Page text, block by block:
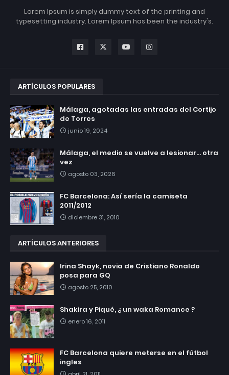
Lorem Ipsum is simply dummy text of the printing and
typesetting industry. Lorem Ipsum has been the industry's.
ARTÍCULOS POPULARES
Málaga, agotadas las entradas del Cortijo
de Torres
junio 19, 2024
Málaga, el medio se vuelve a lesionar... otra
vez
agosto 03, 2026
FC Barcelona: Así sería la camiseta
2011/2012
diciembre 31, 2010
ARTÍCULOS ANTERIORES
Irina Shayk, novia de Cristiano Ronaldo
posa para GQ
agosto 25, 2010
Shakira y Piqué, ¿ un waka Romance ?
enero 16, 2011
FC Barcelona quiere meterse en el fútbol
ingles